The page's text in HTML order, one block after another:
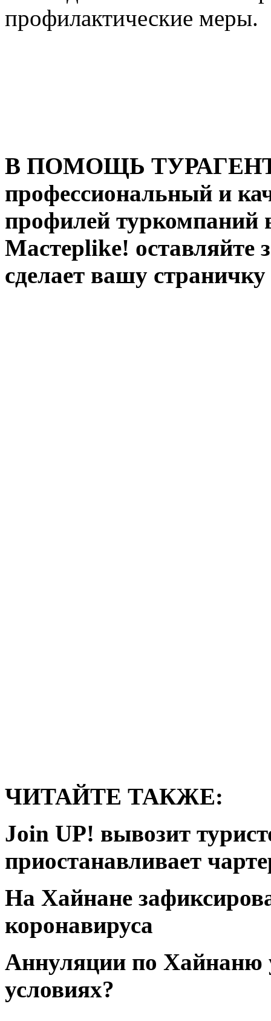
профилактические меры.
В ПОМОЩЬ
профессиональный и
профилей туркомпаний
Мастерlike! оставляйте
сделает вашу
ЧИТАЙТЕ ТАКЖЕ:
Join UP! вывозит
приостанавливает
На Хайнане
коронавируса
Аннуляции по Хайнаню
условиях?